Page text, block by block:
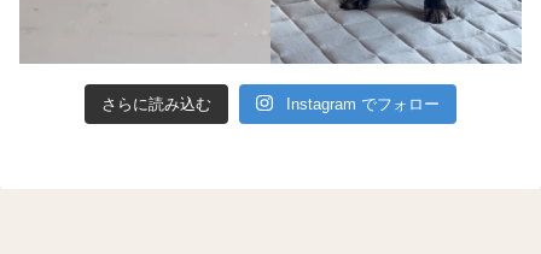
さらに読み込む Instagram でフォロー